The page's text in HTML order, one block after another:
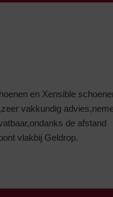
en Xensible
vakkundig
de afstand
vlakbij Geldrop.